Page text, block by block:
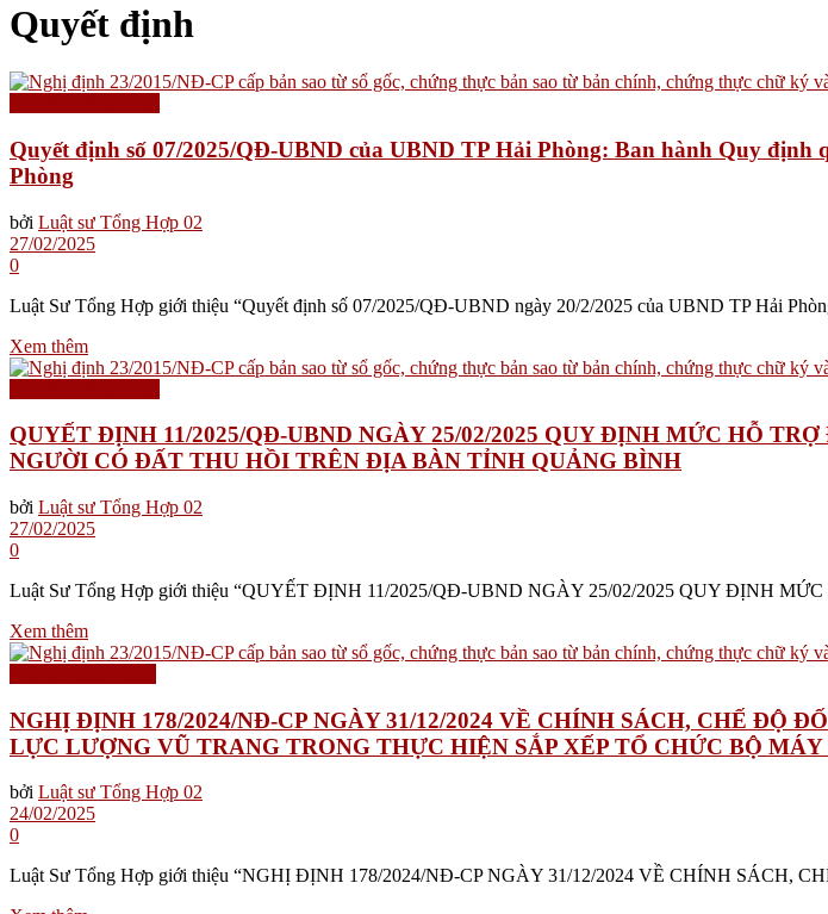
Quyết định
Quyết định số 07/2025/QĐ-UBND của UBND TP Hải Phòng: Ban hành Quy
Phòng
bởi Luật sư Tổng Hợp 02
27/02/2025
0
Luật Sư Tổng Hợp giới thiệu “Quyết định số 07/2025/QĐ-UBND ngày 20/2/2025 của UBND TP Hải
Xem thêm
QUYẾT ĐỊNH 11/2025/QĐ-UBND NGÀY 25/02/2025 QUY ĐỊNH MỨC HỖ
NGƯỜI CÓ ĐẤT THU HỒI TRÊN ĐỊA BÀN TỈNH QUẢNG BÌNH
bởi Luật sư Tổng Hợp 02
27/02/2025
0
Luật Sư Tổng Hợp giới thiệu “QUYẾT ĐỊNH 11/2025/QĐ-UBND NGÀY 25/02/2025 QUY ĐỊNH
Xem thêm
NGHỊ ĐỊNH 178/2024/NĐ-CP NGÀY 31/12/2024 VỀ CHÍNH SÁCH, CHẾ ĐỘ
LỰC LƯỢNG VŨ TRANG TRONG THỰC HIỆN SẮP XẾP TỔ CHỨC BỘ
bởi Luật sư Tổng Hợp 02
24/02/2025
0
Luật Sư Tổng Hợp giới thiệu “NGHỊ ĐỊNH 178/2024/NĐ-CP NGÀY 31/12/2024 VỀ CHÍNH SÁCH,